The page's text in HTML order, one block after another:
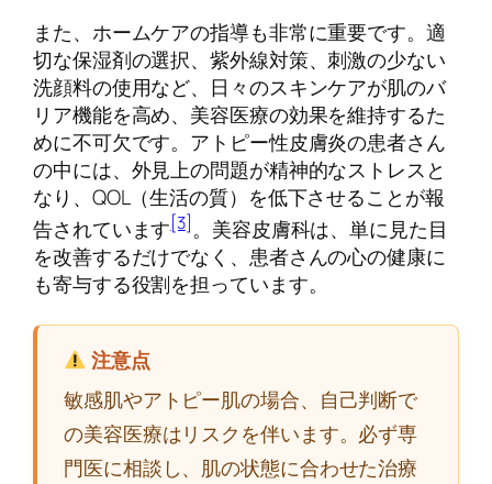
また、ホームケアの指導も非常に重要です。適
切な保湿剤の選択、紫外線対策、刺激の少ない
洗顔料の使用など、日々のスキンケアが肌のバ
リア機能を高め、美容医療の効果を維持するた
めに不可欠です。アトピー性皮膚炎の患者さん
の中には、外見上の問題が精神的なストレスと
なり、QOL（生活の質）を低下させることが報
告されています[3]。美容皮膚科は、単に見た目
を改善するだけでなく、患者さんの心の健康に
も寄与する役割を担っています。
注意点
敏感肌やアトピー肌の場合、自己判断で
の美容医療はリスクを伴います。必ず専
門医に相談し、肌の状態に合わせた治療